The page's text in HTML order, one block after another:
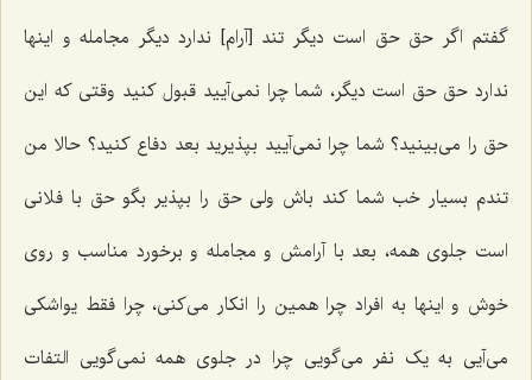
گفتم اگر حق حق است دیگر تند [آرام‌] ندارد دیگر مجامله و اینها
ندارد حق حق است دیگر، شما چرا نمی‌آیید قبول کنید وقتی که این
حق را می‌بینید؟ شما چرا نمی‌آیید بپذیرید بعد دفاع کنید؟ حالا من
تندم بسیار خب شما کند باش ولی حق را بپذیر بگو حق با فلانی
است جلوی همه، بعد با آرامش و مجامله و برخورد مناسب و روی
خوش و اینها به افراد چرا همین را انکار می‌کنی، چرا فقط یواشکی
می‌آیی به یک نفر می‌گویی چرا در جلوی همه نمی‌گویی التفات